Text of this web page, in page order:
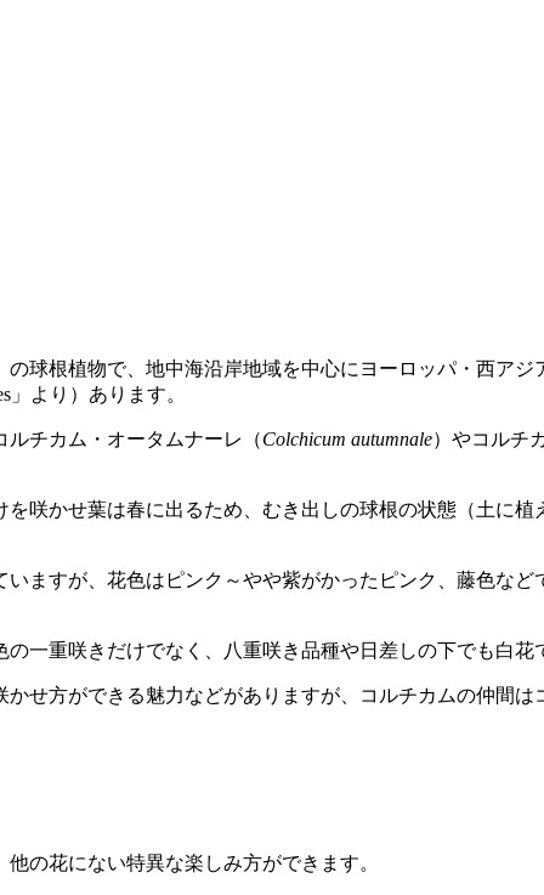
球根植物で、地中海沿岸地域を中心にヨーロッパ・西アジ
」より）あります。
チカム・オータムナーレ（Colchicum autumnale）やコルチ
咲かせ葉は春に出るため、むき出しの球根の状態（土に
ますが、花色はピンク～やや紫がかったピンク、藤色な
一重咲きだけでなく、八重咲き品種や日差しの下でも白花
せ方ができる魅力などがありますが、コルチカムの仲間
の花にない特異な楽しみ方ができます。